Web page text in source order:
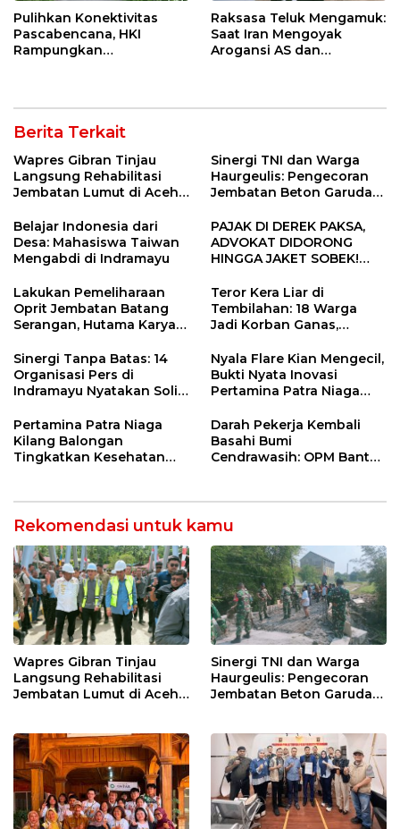
Pulihkan Konektivitas
Pascabencana, HKI
Rampungkan
Raksasa Teluk Mengamuk:
Saat Iran Mengoyak
Arogansi AS dan
Berita Terkait
Wapres Gibran Tinjau
Langsung Rehabilitasi
Jembatan Lumut di Aceh
Konektivitas Pulih Cepat
Sinergi TNI dan Warga
Haurgeulis: Pengecoran
Jembatan Beton Garuda
Belajar Indonesia dari
Desa: Mahasiswa Taiwan
Mengabdi di Indramayu
PAJAK DI DEREK PAKSA,
ADVOKAT DIDORONG
HINGGA JAKET SOBEK!
Ngamuk Kepung Polresta
Pekanbaru!
Lakukan Pemeliharaan
Oprit Jembatan Batang
Serangan, Hutama Karya
55 Tol Binjai–Langsa
Teror Kera Liar di
Tembilahan: 18 Warga
Jadi Korban Ganas,
12 Jahitan!
Sinergi Tanpa Batas: 14
Organisasi Pers di
Indramayu Nyatakan Solid
Nyala Flare Kian Mengecil,
Bukti Nyata Inovasi
Pertamina Patra Niaga
Net Zero Emission 2060
Pertamina Patra Niaga
Kilang Balongan
Tingkatkan Kesehatan
Rutin dan Edukasi
Perawatan Gigi
Darah Pekerja Kembali
Basahi Bumi
Cendrawasih: OPM Bantai
Rekomendasi untuk kamu
Wapres Gibran Tinjau
Langsung Rehabilitasi
Jembatan Lumut di Aceh
Sinergi TNI dan Warga
Haurgeulis: Pengecoran
Jembatan Beton Garuda